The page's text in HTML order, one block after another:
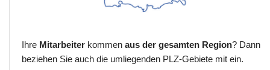
Ihre Mitarbeiter kommen aus der gesamten Region? Dann
beziehen Sie auch die umliegenden PLZ-Gebiete mit ein.